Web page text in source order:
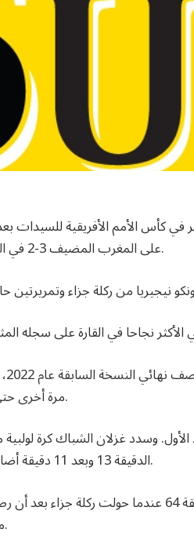
في كأس الأمم الأفريقية
على المغرب المضيف 3-2 في المباراة النهائية المثيرة يوم السبت.
مرة أخرى حتى أثارت لمسة يد انتفاضة متأخرة.
وسدد غزلان الشباك كرة لولبية
الدقيقة 13 وبعد 11 دقيقة أضافت سناء مسعودي الهدف الثاني.
لكن أوكورونكو قلصت الفارق لنيجيريا في الدقيقة 64
منطقة الجزاء من قبل نهيلة بنزينة.